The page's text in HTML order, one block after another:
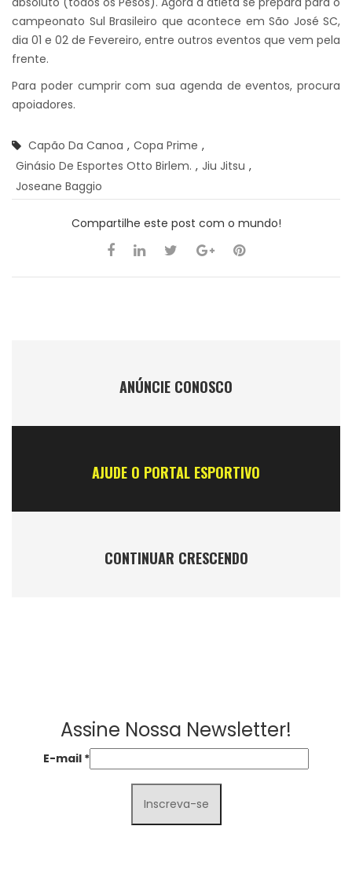
campeonato Sul Brasileiro que acontece em São José SC,
dia 01 e 02 de Fevereiro, entre outros eventos que vem pela
frente.
Para poder cumprir com sua agenda de eventos, procura
apoiadores.
Capão Da Canoa , Copa Prime ,
Ginásio De Esportes Otto Birlem. , Jiu Jitsu ,
Joseane Baggio
Compartilhe este post com o mundo!
ANÚNCIE CONOSCO
AJUDE O PORTAL ESPORTIVO
CONTINUAR CRESCENDO
Assine Nossa Newsletter!
E-mail *